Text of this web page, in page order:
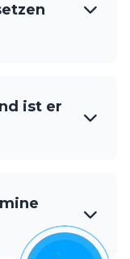
ist er